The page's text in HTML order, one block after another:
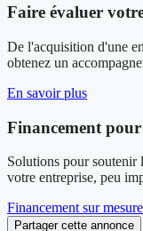
Faire évaluer
De l'acquisition d'une
obtenez un
En savoir plus
Financement
Solutions pour
votre entreprise, peu
Financement sur mesure
Partager cette annonce